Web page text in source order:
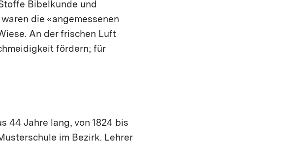
Bibelkunde und
die «angemessenen
An der frischen Luft
fördern; für
44 Jahre lang, von 1824 bis
im Bezirk. Lehrer